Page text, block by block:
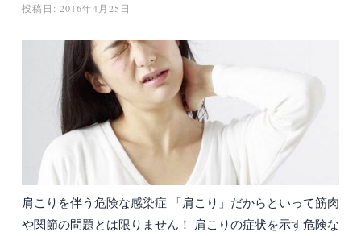
投稿日: 2016年4月25日
肩こりを伴う危険な感染症 「肩こり」だからといって筋肉
や関節の問題とは限りません！ 肩こりの症状を示す危険な